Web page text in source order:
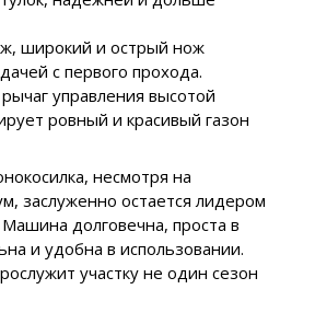
широкий и острый нож
с первого прохода.
управления высотой
ровный и красивый газон
несмотря на
заслуженно остается лидером
долговечна, проста в
и удобна в использовании.
участку не один сезон